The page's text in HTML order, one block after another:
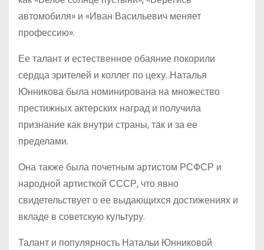
автомобиля» и «Иван Васильевич меняет
профессию».
Ее талант и естественное обаяние покорили
сердца зрителей и коллег по цеху. Наталья
Юнникова была номинирована на множество
престижных актерских наград и получила
признание как внутри страны, так и за ее
пределами.
Она также была почетным артистом РСФСР и
народной артисткой СССР, что явно
свидетельствует о ее выдающихся достижениях и
вкладе в советскую культуру.
Талант и популярность Натальи Юнниковой